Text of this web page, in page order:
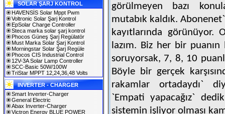
SOLAR ŞARJ KONTROL
HAVENSİS Solar Mppt Pwm
Voltronic Solar Şarj Kontrol
EpSolar Charge Controller
Steca marka solar şarj kontrol
Phocos Güneş Şarj Regülatör
Must Marka Solar Şarj Kontrol
Morningstar Solar Şarj Regüle
Phocos CIS Industrial Control
12V-3A Solar Lamp Controller
SCC-Basic 50W/100W
TriStar MPPT 12,24,36,48 Volts
INVERTER - CHARGER
Smart Inverter-Charger
General Electric
Abax Inverter-Charger
Victron Energy BLUE POWER
görülmeyen bazı
mutabık kaldık.
kayıtlarında
lazım. Biz her bir
soruyorsak, 7, 8, 10
Böyle bir gerçek
rakamlar ortadaydı`
`Empati yapacağız`
sistemin işliyor olması